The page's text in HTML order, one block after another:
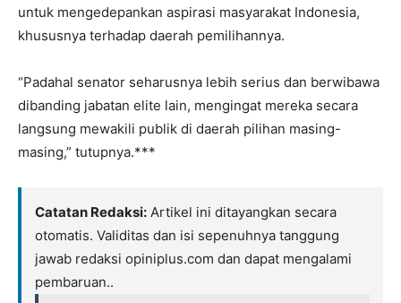
untuk mengedepankan aspirasi masyarakat Indonesia,
khususnya terhadap daerah pemilihannya.
“Padahal senator seharusnya lebih serius dan berwibawa
dibanding jabatan elite lain, mengingat mereka secara
langsung mewakili publik di daerah pilihan masing-
masing,” tutupnya.***
Catatan Redaksi: Artikel ini ditayangkan secara
otomatis. Validitas dan isi sepenuhnya tanggung
jawab redaksi opiniplus.com dan dapat mengalami
pembaruan..